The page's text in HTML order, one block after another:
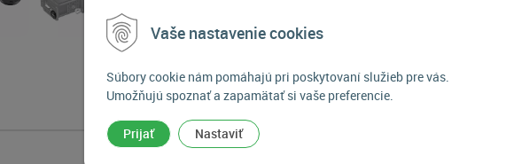
Vaše nastavenie cookies
Súbory cookie nám pomáhajú pri poskytovaní služieb pre vás.
Umožňujú spoznať a zapamätať si vaše preferencie.
Prijať Nastaviť